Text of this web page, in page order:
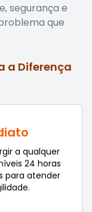
segurança e
que
a Diferença
a qualquer
24 horas
para atender